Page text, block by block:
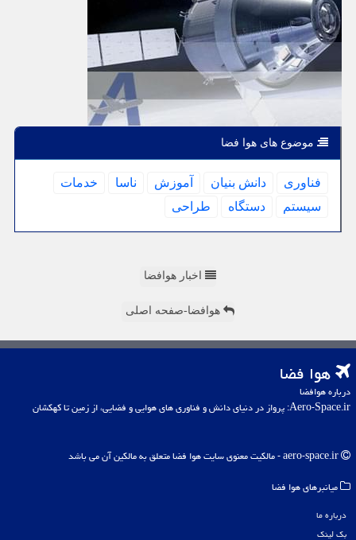
موضوع های هوا فضا
فناوری دانش بنیان آموزش ناسا
خدمات
سیستم
دستگاه طراحی
اخبار هوافضا
هوافضا-صفحه اصلی
هوا فضا
درباره هوافضا
Aero-Space.ir: پرواز در دنیای دانش و فناوری های هوایی و فضایی، از زمین تا کهکشان
میانبرهای هوا فضا
درباره ما
بک لینک